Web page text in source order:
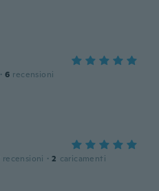
· 6 recensioni
recensioni · 2 caricamenti